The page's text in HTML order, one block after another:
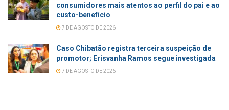
consumidores mais atentos ao perfil do pai e ao
custo-benefício
7 DE AGOSTO DE 2026
Caso Chibatão registra terceira suspeição de
promotor; Erisvanha Ramos segue investigada
7 DE AGOSTO DE 2026